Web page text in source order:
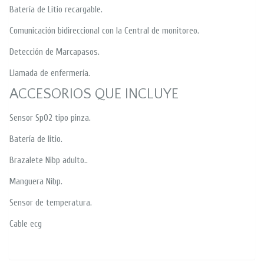
Batería de Litio recargable.
Comunicación bidireccional con la Central de monitoreo.
Detección de Marcapasos.
Llamada de enfermería.
ACCESORIOS QUE INCLUYE
Sensor SpO2 tipo pinza.
Batería de litio.
Brazalete Nibp adulto..
Manguera Nibp.
Sensor de temperatura.
Cable ecg